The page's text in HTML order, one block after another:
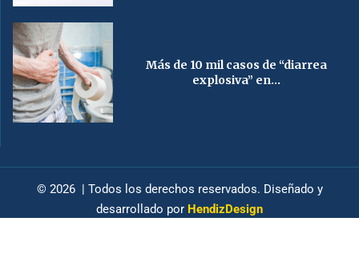
Más de 10 mil casos de “diarrea
explosiva” en...
© 2026 | Todos los derechos reservados. Diseñado y
desarrollado por HendizDesign